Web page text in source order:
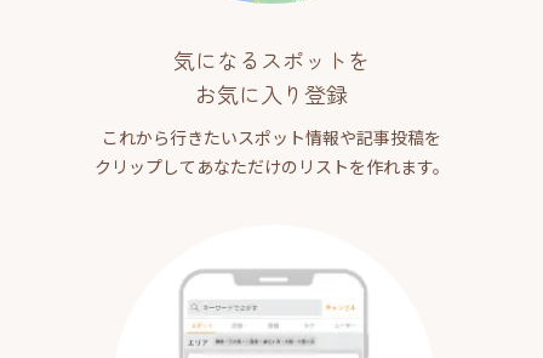
気になるスポットを
お気に入り登録
これから行きたいスポット情報や記事投稿を
クリップしてあなただけのリストを作れます。